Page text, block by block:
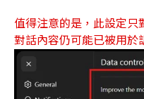
值得注意的是，此設定
對話內容仍可能已被用於